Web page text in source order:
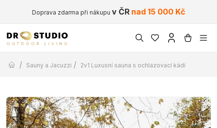
Doprava zdarma při nákupu v ČR nad 15 000 Kč
/ Sauny a Jacuzzi / 2v1 Luxusní sauna s ochlazovací kádí